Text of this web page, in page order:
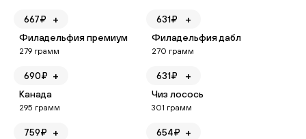
667₽ + 631₽ +
Филадельфия премиум
279 грамм
690₽ +
Филадельфия дабл
270 грамм
631₽ +
Канада
295 грамм
759₽ +
Чиз лосось
301 грамм
654₽ +